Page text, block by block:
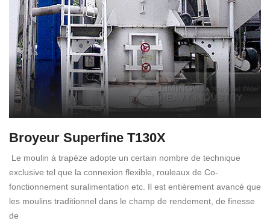
Broyeur Superfine T130X
Le moulin à trapèze adopte un certain nombre de technique
exclusive tel que la connexion flexible, rouleaux de Co-
fonctionnement suralimentation etc. Il est entièrement avancé que
les moulins traditionnel dans le champ de rendement, de finesse
de